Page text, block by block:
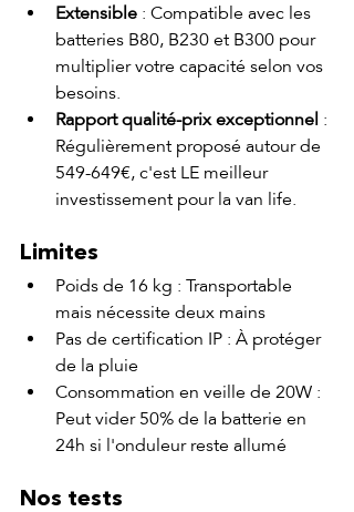
Extensible : Compatible avec les
batteries B80, B230 et B300 pour
multiplier votre capacité selon vos
besoins.
Rapport qualité-prix exceptionnel :
Régulièrement proposé autour de
549-649€, c'est LE meilleur
investissement pour la van life.
Limites
Poids de 16 kg : Transportable
mais nécessite deux mains
Pas de certification IP : À protéger
de la pluie
Consommation en veille de 20W :
Peut vider 50% de la batterie en
24h si l'onduleur reste allumé
Nos tests